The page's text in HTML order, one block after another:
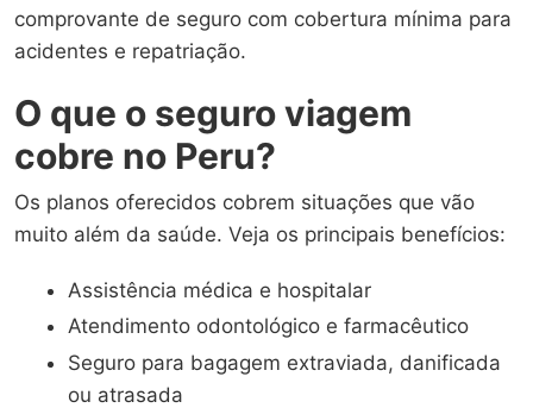
comprovante de seguro com cobertura mínima para
acidentes e repatriação.
O que o seguro viagem
cobre no Peru?
Os planos oferecidos cobrem situações que vão
muito além da saúde. Veja os principais benefícios:
Assistência médica e hospitalar
Atendimento odontológico e farmacêutico
Seguro para bagagem extraviada, danificada
ou atrasada